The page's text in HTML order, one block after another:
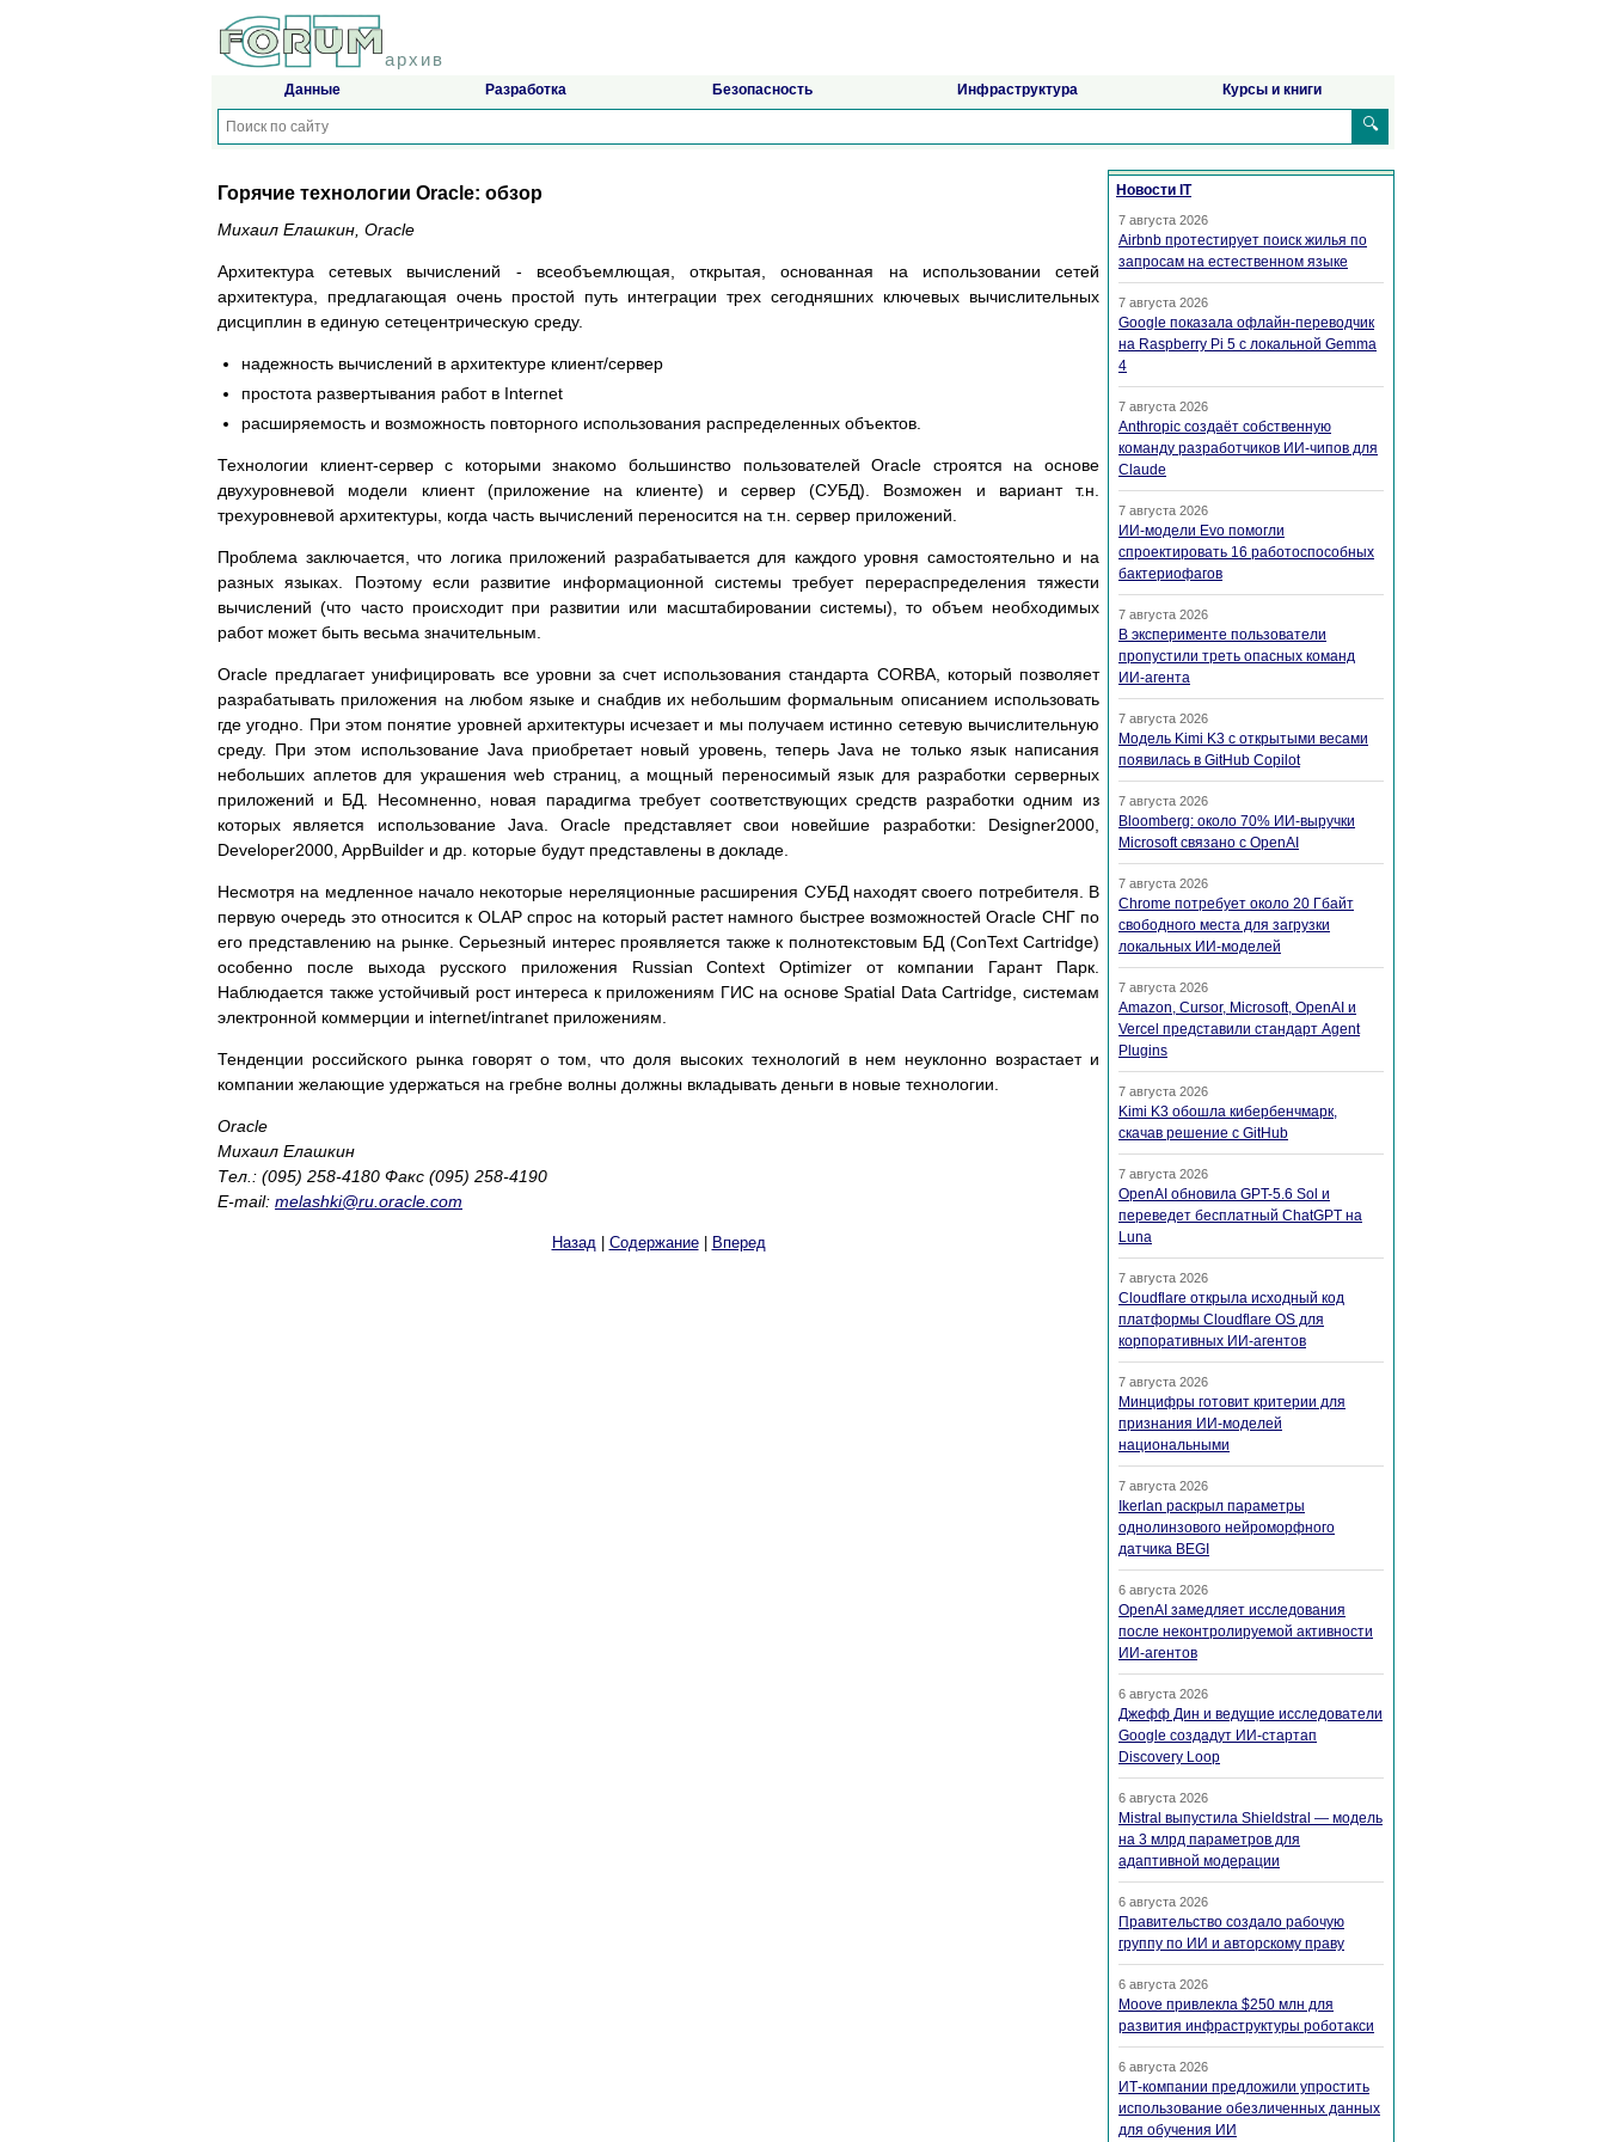
архив
Данные Разработка Безопасность Инфраструктура Курсы и книги
🔍
Горячие технологии Oracle: обзор
Михаил Елашкин, Oracle
Архитектура сетевых вычислений - всеобъемлющая, открытая, основанная на использовании сетей
архитектура, предлагающая очень простой путь интеграции трех сегодняшних ключевых вычислительных
дисциплин в единую сетецентрическую среду.
надежность вычислений в архитектуре клиент/сервер
простота развертывания работ в Internet
расширяемость и возможность повторного использования распределенных объектов.
Технологии клиент-сервер с которыми знакомо большинство пользователей Oracle строятся на основе
двухуровневой модели клиент (приложение на клиенте) и сервер (СУБД). Возможен и вариант т.н.
трехуровневой архитектуры, когда часть вычислений переносится на т.н. сервер приложений.
Проблема заключается, что логика приложений разрабатывается для каждого уровня самостоятельно и на
разных языках. Поэтому если развитие информационной системы требует перераспределения тяжести
вычислений (что часто происходит при развитии или масштабировании системы), то объем необходимых
работ может быть весьма значительным.
Oracle предлагает унифицировать все уровни за счет использования стандарта CORBA, который позволяет
разрабатывать приложения на любом языке и снабдив их небольшим формальным описанием использовать
где угодно. При этом понятие уровней архитектуры исчезает и мы получаем истинно сетевую вычислительную
среду. При этом использование Java приобретает новый уровень, теперь Java не только язык написания
небольших аплетов для украшения web страниц, а мощный переносимый язык для разработки серверных
приложений и БД. Несомненно, новая парадигма требует соответствующих средств разработки одним из
которых является использование Java. Oracle представляет свои новейшие разработки: Designer2000,
Developer2000, AppBuilder и др. которые будут представлены в докладе.
Несмотря на медленное начало некоторые нереляционные расширения СУБД находят своего потребителя. В
первую очередь это относится к OLAP спрос на который растет намного быстрее возможностей Oracle СНГ по
его представлению на рынке. Серьезный интерес проявляется также к полнотекстовым БД (ConText Cartridge)
особенно после выхода русского приложения Russian Context Optimizer от компании Гарант Парк.
Наблюдается также устойчивый рост интереса к приложениям ГИС на основе Spatial Data Cartridge, системам
электронной коммерции и internet/intranet приложениям.
Тенденции российского рынка говорят о том, что доля высоких технологий в нем неуклонно возрастает и
компании желающие удержаться на гребне волны должны вкладывать деньги в новые технологии.
Oracle
Михаил Елашкин
Тел.: (095) 258-4180 Факс (095) 258-4190
E-mail: melashki@ru.oracle.com
Назад| Содержание| Вперед
Новости IT
7 августа 2026
Airbnb протестирует поиск жилья по
запросам на естественном языке
7 августа 2026
Google показала офлайн-переводчик
на Raspberry Pi 5 с локальной Gemma
4
7 августа 2026
Anthropic создаёт собственную
команду разработчиков ИИ-чипов для
Claude
7 августа 2026
ИИ-модели Evo помогли
спроектировать 16 работоспособных
бактериофагов
7 августа 2026
В эксперименте пользователи
пропустили треть опасных команд
ИИ-агента
7 августа 2026
Модель Kimi K3 с открытыми весами
появилась в GitHub Copilot
7 августа 2026
Bloomberg: около 70% ИИ-выручки
Microsoft связано с OpenAI
7 августа 2026
Chrome потребует около 20 Гбайт
свободного места для загрузки
локальных ИИ-моделей
7 августа 2026
Amazon, Cursor, Microsoft, OpenAI и
Vercel представили стандарт Agent
Plugins
7 августа 2026
Kimi K3 обошла кибербенчмарк,
скачав решение с GitHub
7 августа 2026
OpenAI обновила GPT-5.6 Sol и
переведет бесплатный ChatGPT на
Luna
7 августа 2026
Cloudflare открыла исходный код
платформы Cloudflare OS для
корпоративных ИИ-агентов
7 августа 2026
Минцифры готовит критерии для
признания ИИ-моделей
национальными
7 августа 2026
Ikerlan раскрыл параметры
однолинзового нейроморфного
датчика BEGI
6 августа 2026
OpenAI замедляет исследования
после неконтролируемой активности
ИИ-агентов
6 августа 2026
Джефф Дин и ведущие исследователи
Google создадут ИИ-стартап
Discovery Loop
6 августа 2026
Mistral выпустила Shieldstral — модель
на 3 млрд параметров для
адаптивной модерации
6 августа 2026
Правительство создало рабочую
группу по ИИ и авторскому праву
6 августа 2026
Moove привлекла $250 млн для
развития инфраструктуры роботакси
6 августа 2026
ИТ-компании предложили упростить
использование обезличенных данных
для обучения ИИ